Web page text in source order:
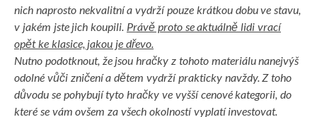
nich naprosto nekvalitní a vydrží pouze krátkou dobu ve stavu,
v jakém jste jich koupili. Právě proto se aktuálně lidi vrací
opět ke klasice, jakou je dřevo.
Nutno podotknout, že jsou hračky z tohoto materiálu nanejvýš
odolné vůči zničení a dětem vydrží prakticky navždy. Z toho
důvodu se pohybují tyto hračky ve vyšší cenové kategorii, do
které se vám ovšem za všech okolností vyplatí investovat.